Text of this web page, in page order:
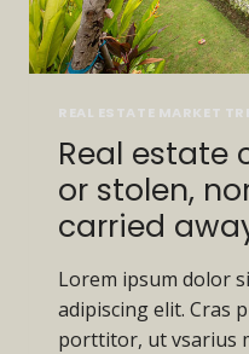
REAL ESTATE MARKET
Real estate
or stolen,
carried
Lorem ipsum dolor
adipiscing elit. Cras
porttitor, ut vsarius